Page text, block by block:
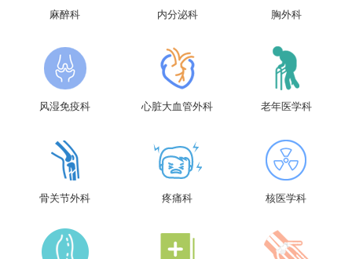
麻醉科 内分泌科 胸外科
风湿免疫科 心脏大血管外科 老年医学科
骨关节外科 疼痛科 核医学科